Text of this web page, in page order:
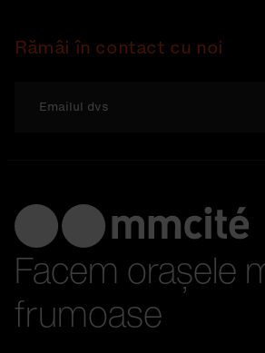
Rămâi în contact cu noi
Facem orașele
frumoase